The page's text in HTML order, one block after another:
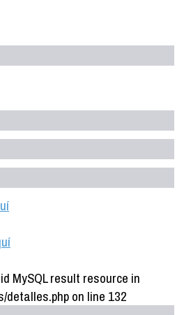
MySQL result resource in
on line 132